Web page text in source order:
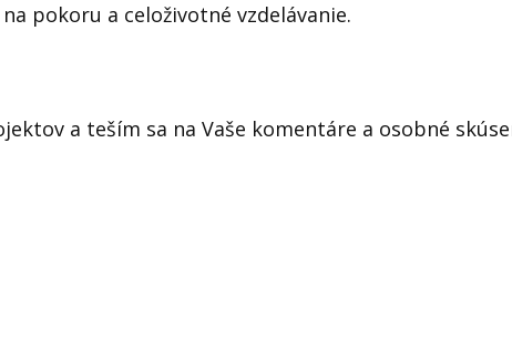
pokoru a celoživotné vzdelávanie.
a teším sa na Vaše komentáre a osobné